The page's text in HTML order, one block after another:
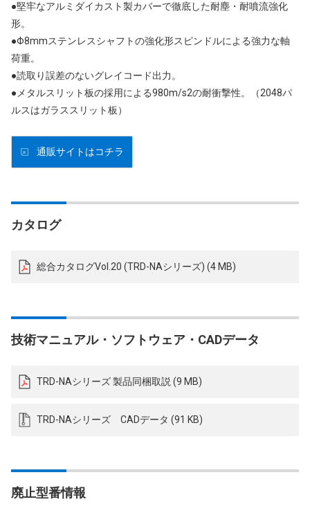
●堅牢なアルミダイカスト製カバーで徹底した耐塵・耐噴流強化
形。
●Φ8mmステンレスシャフトの強化形スピンドルによる強力な軸
荷重。
●読取り誤差のないグレイコード出力。
●メタルスリット板の採用による980m/s2の耐衝撃性。（2048パ
ルスはガラススリット板）
通販サイトはコチラ
カタログ
総合カタログVol.20 (TRD-NAシリーズ) (4 MB)
技術マニュアル・ソフトウェア・CADデータ
TRD-NAシリーズ 製品同梱取説 (9 MB)
TRD-NAシリーズ CADデータ (91 KB)
廃止型番情報